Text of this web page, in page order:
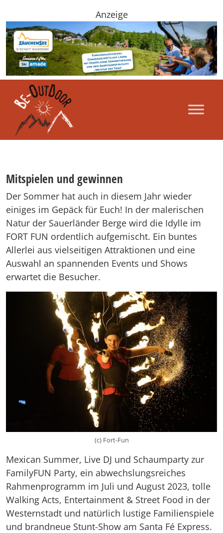
Anzeige
Mitspielen und gewinnen
Der Sommer hat auch in diesem Jahr wieder
einiges im Gepäck für Euch! In der malerischen
Natur der Sauerländer Berge wird die Idylle im
FORT FUN ordentlich aufgemischt. Ein buntes
Allerlei aus vielseitigen Attraktionen und eine
Auswahl an spannenden Events und Shows
erwartet die Besucher.
(c) Fort-Fun
Mexican Summer, Live DJ und Schaumparty zur
FamilyFUN Party, ein abwechslungsreiches
Rahmenprogramm im Juli und August 2023, tolle
Walking Acts, Entertainment & Street Food in der
Westernstadt und natürlich lustige Familienspiele
und brandneue Stunt-Show am Santa Fé Express.